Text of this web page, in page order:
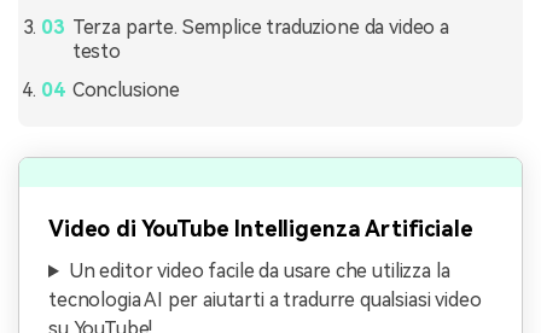
Terza parte. Semplice traduzione da video a
testo
Conclusione
Video di YouTube Intelligenza Artificiale
Un editor video facile da usare che utilizza la
tecnologia AI per aiutarti a tradurre qualsiasi video